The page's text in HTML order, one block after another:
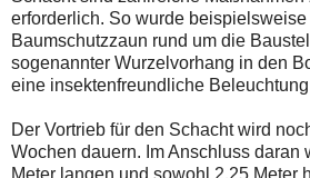
erforderlich. So wurde
Baumschutzzaun rund um die
sogenannter Wurzelvorhang in den
eine insektenfreundliche
Der Vortrieb für den Schacht wird
Wochen dauern. Im Anschluss daran